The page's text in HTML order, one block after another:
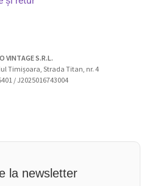
VINTAGE S.R.L.
Timișoara, Strada Titan, nr. 4
/ J2025016743004
la newsletter